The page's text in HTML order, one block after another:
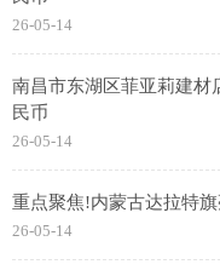
26-05-14
南昌市东湖区菲亚莉建材
民币
26-05-14
重点聚焦!内蒙古达拉特
26-05-14